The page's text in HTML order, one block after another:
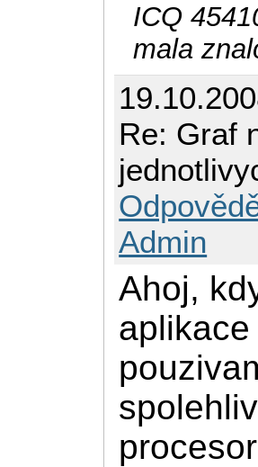
ICQ
mala
Re: Graf
Admin
Ahoj,